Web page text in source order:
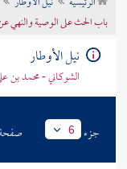
باب الحث على الوصية والنهي
نيل الأوطار
الشوكاني - محمد بن
جزء 6